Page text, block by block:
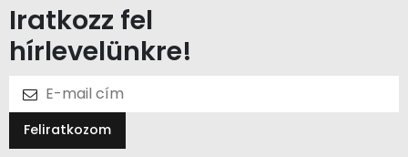
Iratkozz fel
hírlevelünkre!
Feliratkozom